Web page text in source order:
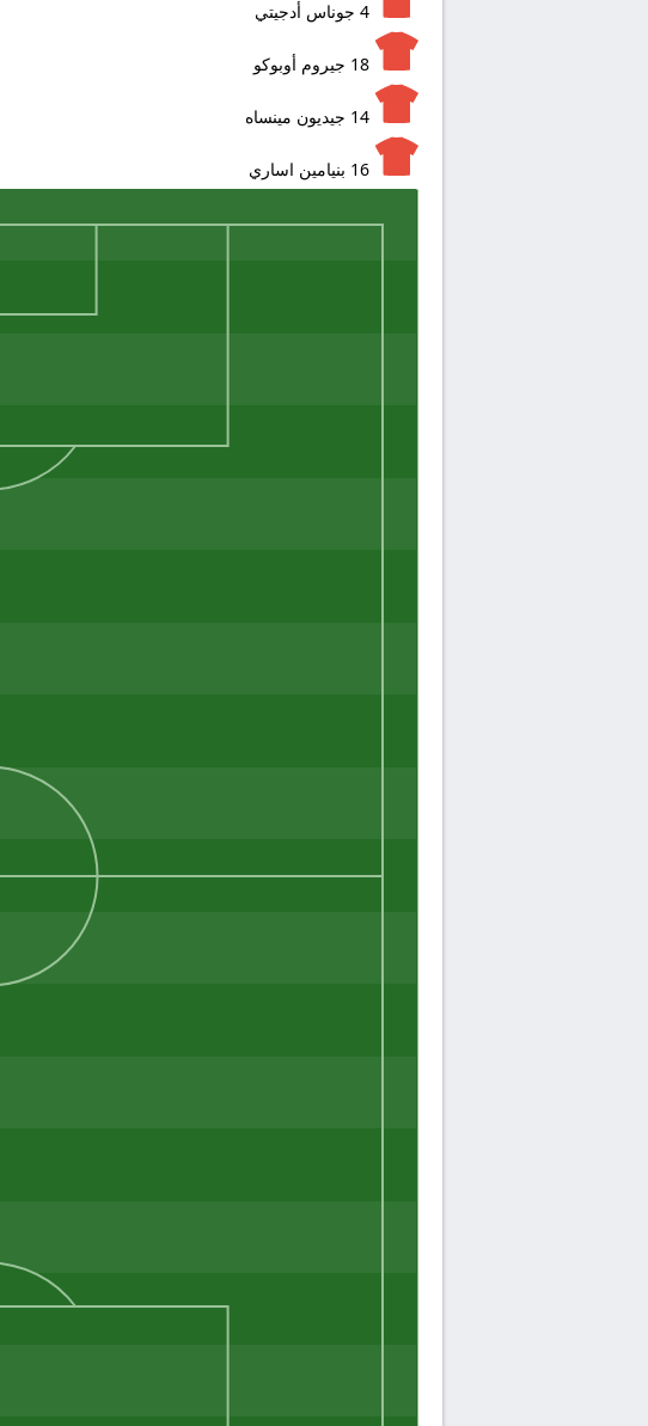
4 جوناس أدجيتي
18 جيروم أوبوكو
14 جيديون مينساه
16 بنيامين اساري